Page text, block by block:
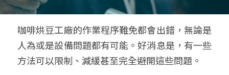
咖啡烘豆工廠的作業程序難免都會出錯，無論是
人為或是設備問題都有可能。好消息是，有一些
方法可以限制、減緩甚至完全避開這些問題。